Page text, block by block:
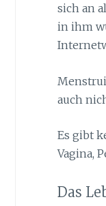
sich an
in ihm
auch
Es gibt
Vagina,
Das